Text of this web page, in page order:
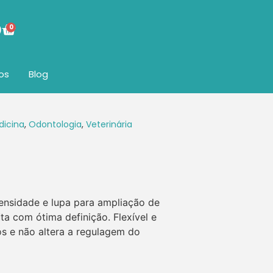
0
Blog
, Odontologia, Veterinária
e lupa para ampliação de
com ótima definição. Flexível e
e não altera a regulagem do